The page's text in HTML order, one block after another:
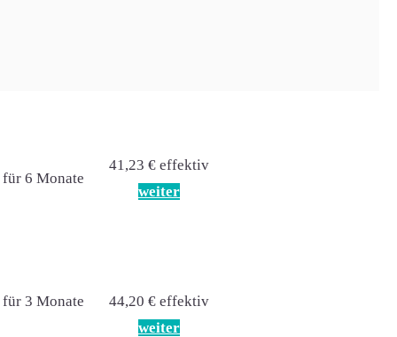
6 Monate
41,23 € effektiv
weiter
3 Monate
44,20 € effektiv
weiter